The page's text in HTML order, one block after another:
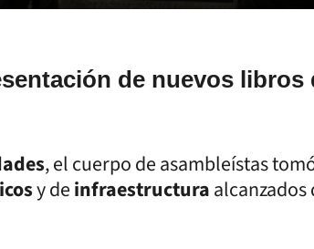
de nuevos libros
, el cuerpo de asambleístas
y deinfraestructura